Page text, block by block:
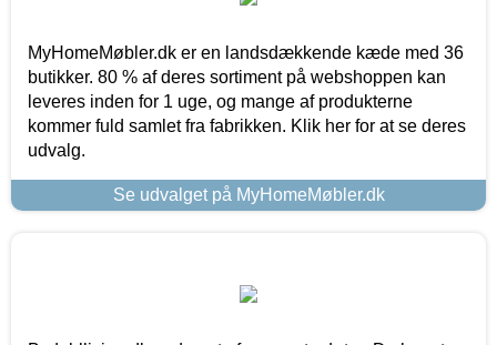
MyHomeMøbler.dk er en landsdækkende kæde med 36
butikker. 80 % af deres sortiment på webshoppen kan
leveres inden for 1 uge, og mange af produkterne
kommer fuld samlet fra fabrikken. Klik her for at se deres
udvalg.
Se udvalget på MyHomeMøbler.dk